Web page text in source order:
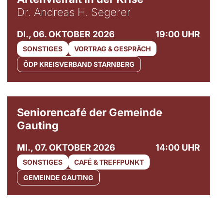
Dr. Andreas H. Segerer
DI., 06. OKTOBER 2026 19:00 UHR
SONSTIGES
VORTRAG & GESPRÄCH
ÖDP KREISVERBAND STARNBERG
Seniorencafé der Gemeinde
Gauting
MI., 07. OKTOBER 2026 14:00 UHR
SONSTIGES
CAFÉ & TREFFPUNKT
GEMEINDE GAUTING